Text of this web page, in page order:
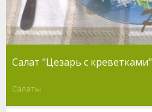
Салат "Цезарь с креветками"
Салаты